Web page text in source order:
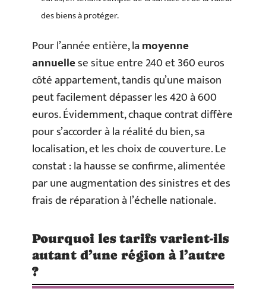
des biens à protéger.
Pour l’année entière, lamoyenne
annuellese situe entre 240 et 360 euros
côté appartement, tandis qu’une maison
peut facilement dépasser les 420 à 600
euros. Évidemment, chaque contrat diffère
pour s’accorder à la réalité du bien, sa
localisation, et les choix de couverture. Le
constat : la hausse se confirme, alimentée
par une augmentation des sinistres et des
frais de réparation à l’échelle nationale.
Pourquoi les tarifs varient-ils
autant d’une région à l’autre
?